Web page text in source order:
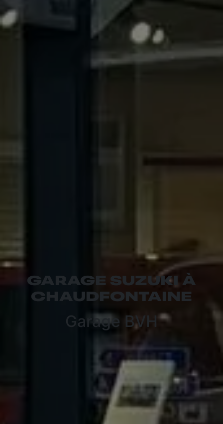
GARAGE SUZUKI À
CHAUDFONTAINE
Garage BVH